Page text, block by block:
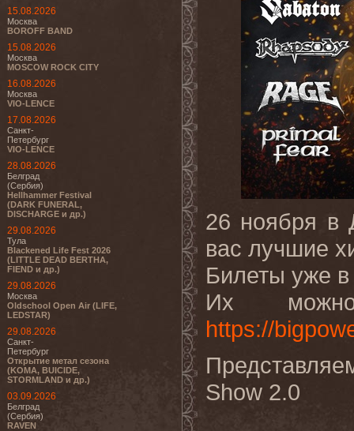
15.08.2026
Москва
BOROFF BAND
15.08.2026
Москва
MOSCOW ROCK CITY
16.08.2026
Москва
VIO-LENCE
17.08.2026
Санкт-
Петербург
VIO-LENCE
28.08.2026
Белград
(Сербия)
Hellhammer Festival
(DARK FUNERAL,
DISCHARGE и др.)
29.08.2026
Тула
Blackened Life Fest 2026
(LITTLE DEAD BERTHA,
FIEND и др.)
29.08.2026
Москва
Oldschool Open Air (LIFE,
LEDSTAR)
29.08.2026
Санкт-
Петербург
Открытие метал сезона
(KOMA, BUICIDE,
STORMLAND и др.)
03.09.2026
Белград
(Сербия)
RAVEN
26 ноября в
вас лучшие
Билеты уже
Их
https://
Show 2.0